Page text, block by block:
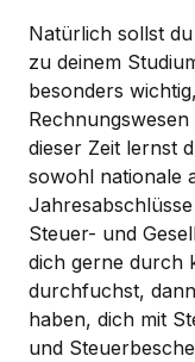
Natürlich sollst
zu deinem
besonders
dieser Zeit lernst
sowohl nationale
Steuer- und
dich gerne durch
durchfuchst,
haben, dich mit
und